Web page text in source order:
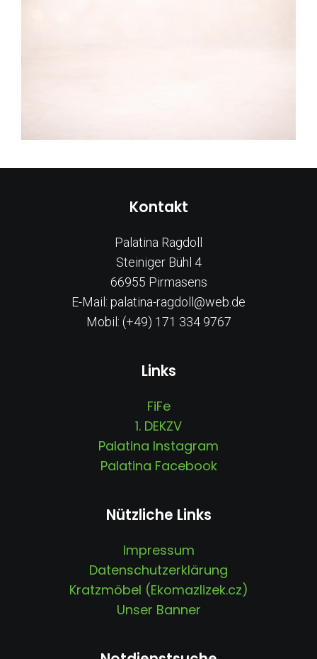
Kontakt
Palatina Ragdoll
Steiniger Bühl 4
66955 Pirmasens
E-Mail: palatina-ragdoll@web.de
Mobil: (+49) 171 334 9767
Links
FiFe
1. DEKZV
Palatina Instagram
Palatina Facebook
Nützliche Links
Impressum
Datenschutzerklärung
Kratzmöbel (Ekomazlizek.cz)
Unser Banner